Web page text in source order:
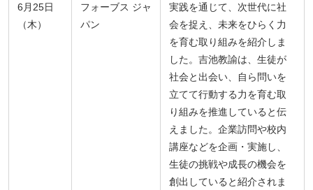
6月25日
（木）
フォーブス ジャ
パン
実践を通じて、次世代に社
会を捉え、未来をひらく力
を育む取り組みを紹介しま
した。吉池教諭は、生徒が
社会と出会い、自ら問いを
立てて行動する力を育む取
り組みを推進していると伝
えました。企業訪問や校内
講座などを企画・実施し、
生徒の挑戦や成長の機会を
創出していると紹介されま